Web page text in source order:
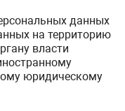
данных
на территорию
власти
юридическому